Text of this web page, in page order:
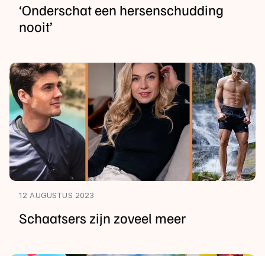
‘Onderschat een hersenschudding
nooit’
12 AUGUSTUS 2023
Schaatsers zijn zoveel meer